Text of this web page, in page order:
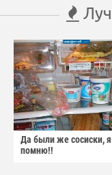
Да были же сосиски,
помню!!